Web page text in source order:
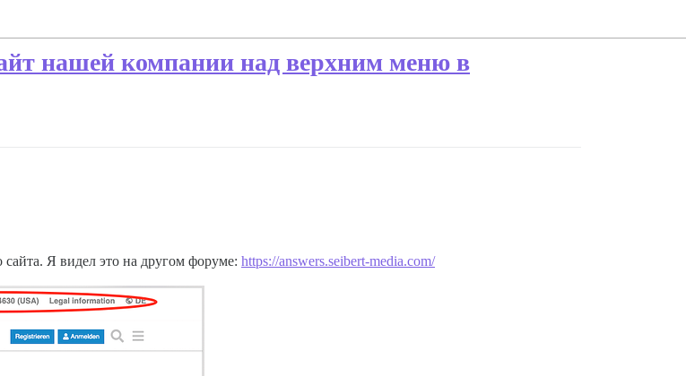
нашей компании над верхним меню в
Я видел это на другом форуме: https://answers.seibert-media.com/